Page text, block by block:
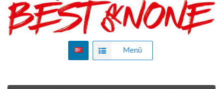
Menü